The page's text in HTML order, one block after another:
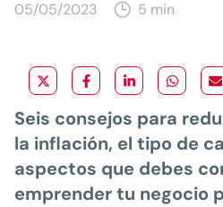
05/05/2023 5 min
Seis consejos para
la inflación, el tipo de
aspectos que debes
emprender tu negocio